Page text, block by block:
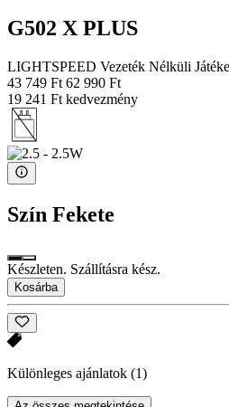
G502 X PLUS
LIGHTSPEED Vezeték Nélküli
43 749 Ft 62 990 Ft
19 241 Ft kedvezmény
Szín Fekete
Készleten. Szállításra kész.
Kosárba
Különleges ajánlatok (1)